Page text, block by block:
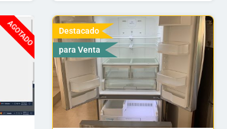
AGOTADO
Destacado
para Venta